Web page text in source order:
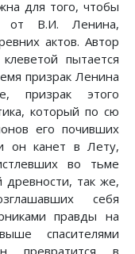
для того, чтобы
от В.И. Ленина,
актов. Автор
пытается
призрак Ленина
призрак этого
который по сю
его почивших
он канет в Лету,
во тьме
древности, так же,
себя
правды на
спасителями
превратится в